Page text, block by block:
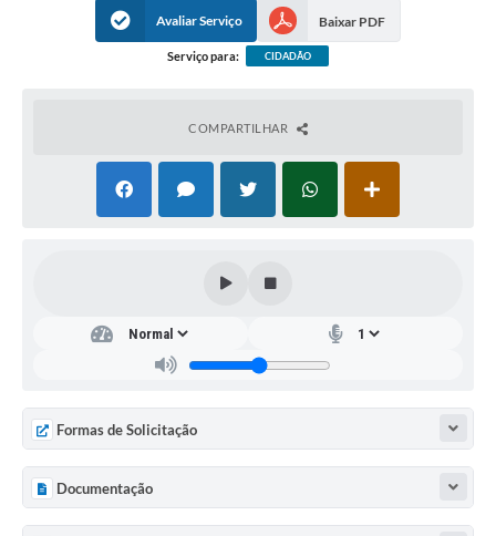
Avaliar Serviço Baixar PDF
Serviço para: CIDADÃO
COMPARTILHAR
Formas de Solicitação
Documentação